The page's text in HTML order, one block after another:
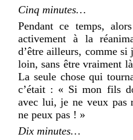
Cinq minutes…
Pendant ce temps,
activement à la
d’être ailleurs, comme si
loin, sans être vraiment
La seule chose qui
c’était : « Si mon fils
avec lui, je ne veux pas
ne peux pas ! »
Dix minutes…